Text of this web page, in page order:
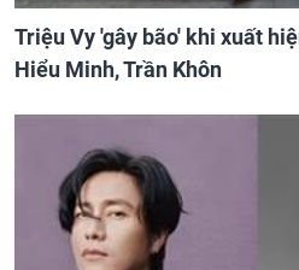
Triệu Vy 'gây bão' khi xuất
Hiểu Minh, Trần Khôn